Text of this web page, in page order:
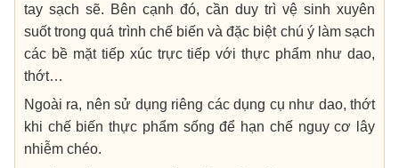
tay sạch sẽ. Bên cạnh đó, cần duy trì vệ sinh xuyên
suốt trong quá trình chế biến và đặc biệt chú ý làm sạch
các bề mặt tiếp xúc trực tiếp với thực phẩm như dao,
thớt…
Ngoài ra, nên sử dụng riêng các dụng cụ như dao, thớt
khi chế biến thực phẩm sống để hạn chế nguy cơ lây
nhiễm chéo.